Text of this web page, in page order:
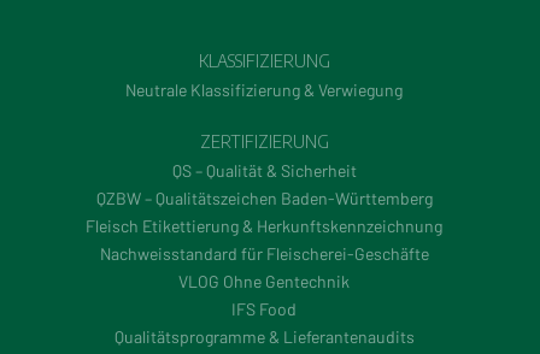
KLASSIFIZIERUNG
Neutrale Klassifizierung & Verwiegung
ZERTIFIZIERUNG
QS – Qualität & Sicherheit
QZBW – Qualitätszeichen Baden-Württemberg
Fleisch Etikettierung & Herkunftskennzeichnung
Nachweisstandard für Fleischerei-Geschäfte
VLOG Ohne Gentechnik
IFS Food
Qualitätsprogramme & Lieferantenaudits